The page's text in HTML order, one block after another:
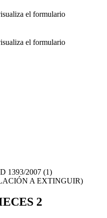
el formulario
el formulario
1393/2007 (1)
A EXTINGUIR)
2